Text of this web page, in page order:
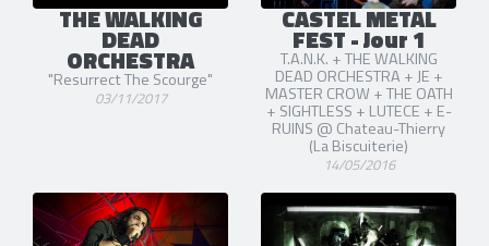
THE WALKING
DEAD
ORCHESTRA
"Resurrect The Scourge"
03/11/2017
CASTEL METAL
FEST - Jour 1
T.A.N.K. + THE WALKING
DEAD ORCHESTRA + JE +
MASTER CROW + THE OATH
+ SIGHTLESS + LUTECE + E-
RUINS @ Chateau-Thierry
(La Biscuiterie)
14/05/2016